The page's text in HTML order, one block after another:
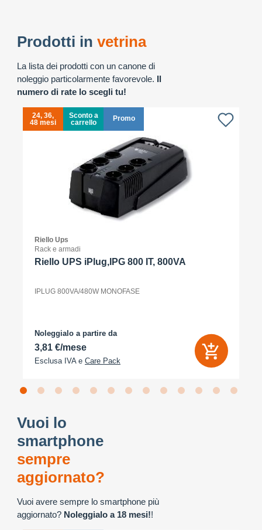
Prodotti in vetrina
La lista dei prodotti con un canone di
noleggio particolarmente favorevole. Il
numero di rate lo scegli tu!
24, 36,
48 mesi
Sconto a
carrello
Promo
Riello Ups
Rack e armadi
Riello UPS iPlug,IPG 800 IT, 800VA
IPLUG 800VA/480W MONOFASE
Noleggialo a partire da
3,81 €/mese
Esclusa IVA e Care Pack
Vuoi lo
smartphone
sempre
aggiornato?
Vuoi avere sempre lo smartphone più
aggiornato? Noleggialo a 18 mesi!!